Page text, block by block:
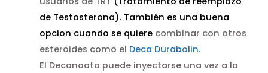
de Testosterona). También es una buena
opcion cuando se quiere combinar con otros
esteroides como el Deca Durabolin.
El Decanoato puede inyectarse una vez a la